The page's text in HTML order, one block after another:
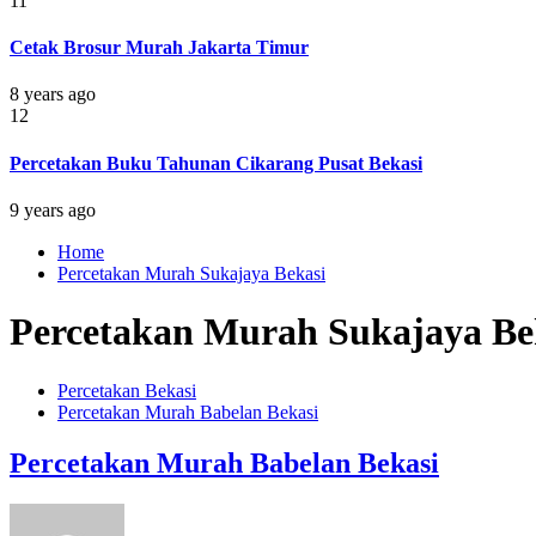
Cetak Brosur Murah Jakarta Timur
8 years ago
12
Percetakan Buku Tahunan Cikarang Pusat Bekasi
9 years ago
Home
Percetakan Murah Sukajaya Bekasi
Percetakan Murah Sukajaya
Percetakan Bekasi
Percetakan Murah Babelan Bekasi
Percetakan Murah Babelan Bekasi